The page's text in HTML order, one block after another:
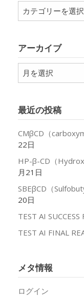
テ
ー
アーカイブ
ア
ー
ブ
最近の投稿
CMβCD（
22日
HP-β-CD（
月21日
SBEβCD（
20日
TEST AI
TEST AI FINAL
メタ情報
ログイン